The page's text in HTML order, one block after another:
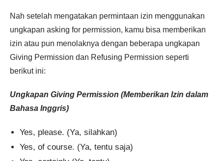
Nah setelah mengatakan permintaan izin menggunakan
ungkapan asking for permission, kamu bisa memberikan
izin atau pun menolaknya dengan beberapa ungkapan
Giving Permission dan Refusing Permission seperti
berikut ini:
Ungkapan Giving Permission (Memberikan Izin dalam
Bahasa Inggris)
Yes, please. (Ya, silahkan)
Yes, of course. (Ya, tentu saja)